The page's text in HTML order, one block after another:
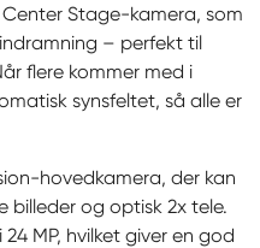
Center Stage-kamera, som
– perfekt til
flere kommer med i
synsfeltet, så alle er
hovedkamera, der kan
billeder og optisk 2x tele.
MP, hvilket giver en god